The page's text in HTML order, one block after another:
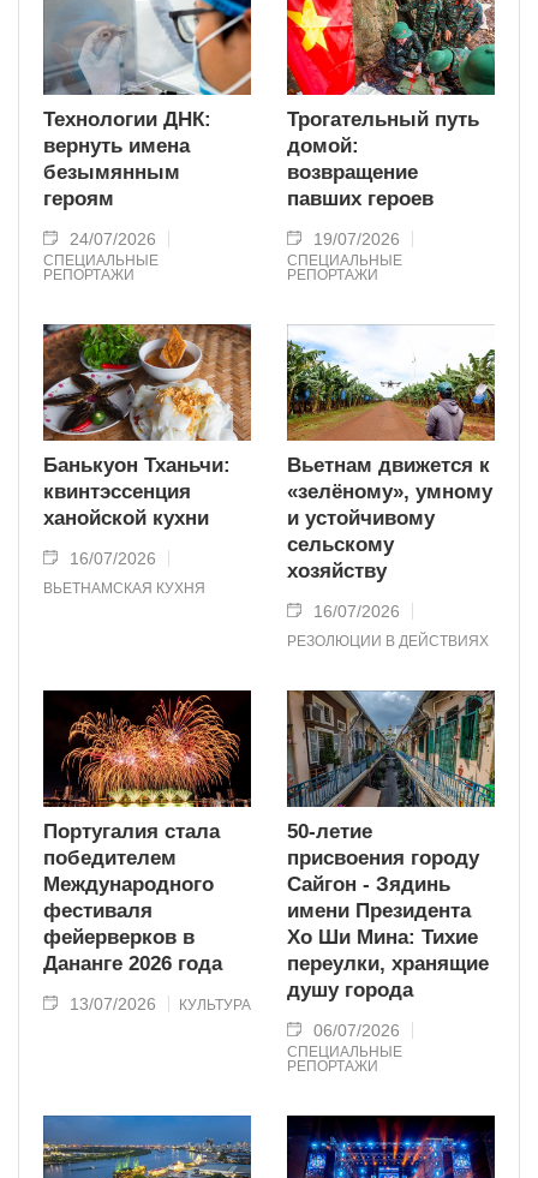
Технологии ДНК:
вернуть имена
безымянным
героям
24/07/2026
СПЕЦИАЛЬНЫЕ
РЕПОРТАЖИ
Трогательный путь
домой:
возвращение
павших героев
19/07/2026
СПЕЦИАЛЬНЫЕ
РЕПОРТАЖИ
Банькуон Тханьчи:
квинтэссенция
ханойской кухни
16/07/2026
ВЬЕТНАМСКАЯ КУХНЯ
Вьетнам движется к
«зелёному», умному
и устойчивому
сельскому
хозяйству
16/07/2026
РЕЗОЛЮЦИИ В ДЕЙСТВИЯХ
Португалия стала
победителем
Международного
фестиваля
фейерверков в
Дананге 2026 года
13/07/2026 КУЛЬТУРА
50-летие
присвоения городу
Сайгон - Зядинь
имени Президента
Хо Ши Мина: Тихие
переулки, хранящие
душу города
06/07/2026
СПЕЦИАЛЬНЫЕ
РЕПОРТАЖИ